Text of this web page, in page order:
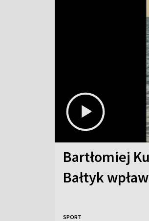
Bartłomiej
Bałtyk wpław
SPORT